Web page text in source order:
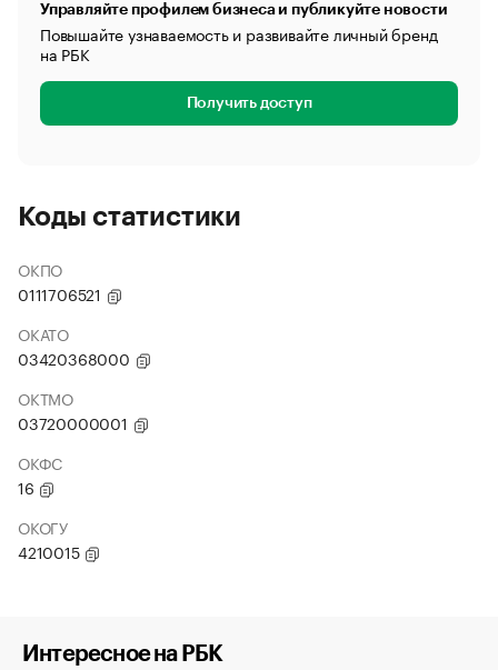
Управляйте профилем бизнеса и публикуйте новости
Повышайте узнаваемость и развивайте личный бренд
на РБК
Получить доступ
Коды статистики
ОКПО
0111706521
ОКАТО
03420368000
ОКТМО
03720000001
ОКФС
16
ОКОГУ
4210015
Интересное на РБК